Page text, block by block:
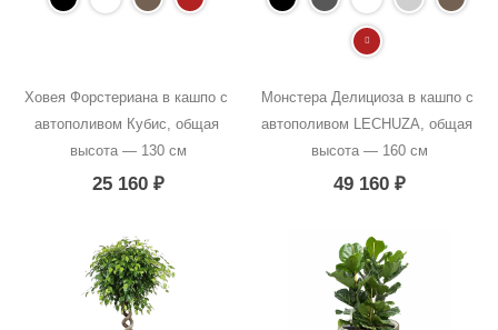
Ховея Форстериана в кашпо с
автополивом Кубис, общая
высота — 130 см
25 160₽
Монстера Делициоза в кашпо с
автополивом LECHUZA, общая
высота — 160 см
49 160 ₽